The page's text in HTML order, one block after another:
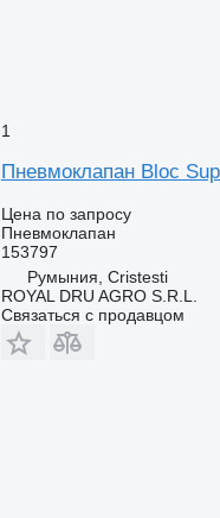
1
Пневмоклапан Bloc
Цена по запросу
Пневмоклапан
153797
Румыния, Cristesti
ROYAL DRU AGRO S.R.L.
Связаться с продавцом